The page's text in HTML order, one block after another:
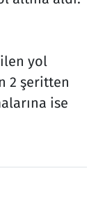
yol
2 şeritten
ise